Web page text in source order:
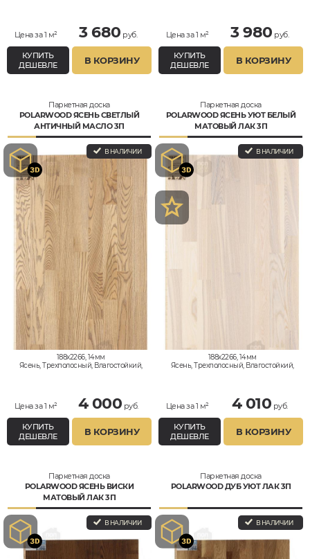
Цена за 1 м² 3 680 руб.
КУПИТЬ
ДЕШЕВЛЕ
В КОРЗИНУ
Цена за 1 м² 3 980 руб.
КУПИТЬ
ДЕШЕВЛЕ
В КОРЗИНУ
Паркетная доска
POLARWOOD ЯСЕНЬ СВЕТЛЫЙ
АНТИЧНЫЙ МАСЛО 3П
В НАЛИЧИИ
188x2266, 14мм
Ясень, Трехполосный, Влагостойкий,
Цена за 1 м² 4 000 руб.
КУПИТЬ
ДЕШЕВЛЕ
В КОРЗИНУ
Паркетная доска
POLARWOOD ЯСЕНЬ УЮТ БЕЛЫЙ
МАТОВЫЙ ЛАК 3П
В НАЛИЧИИ
188x2266, 14мм
Ясень, Трехполосный, Влагостойкий,
Цена за 1 м² 4 010 руб.
КУПИТЬ
ДЕШЕВЛЕ
В КОРЗИНУ
Паркетная доска
POLARWOOD ЯСЕНЬ ВИСКИ
МАТОВЫЙ ЛАК 3П
В НАЛИЧИИ
Паркетная доска
POLARWOOD ДУБ УЮТ ЛАК 3П
В НАЛИЧИИ